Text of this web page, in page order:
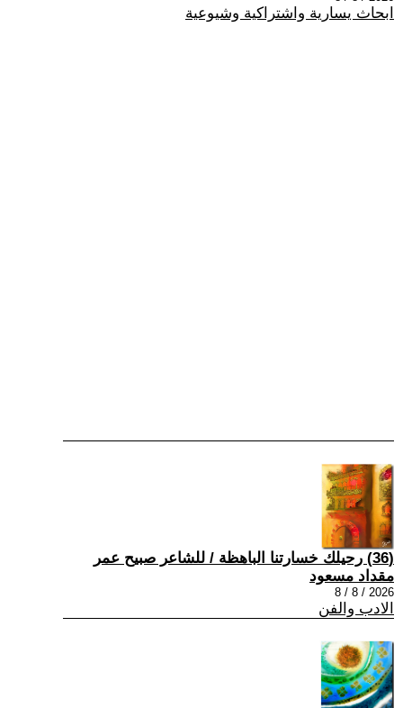
ابحاث يسارية واشتراكية وشيوعية
(36) رحيلك خسارتنا الباهظة / للشاعر صبيح عمر
مقداد مسعود
2026 / 8 / 8
الادب والفن